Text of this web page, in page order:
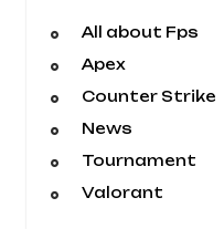
All about Fps
Apex
Counter Strike
News
Tournament
Valorant